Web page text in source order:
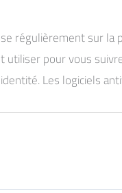
régulièrement sur
pour vous
Les logiciels